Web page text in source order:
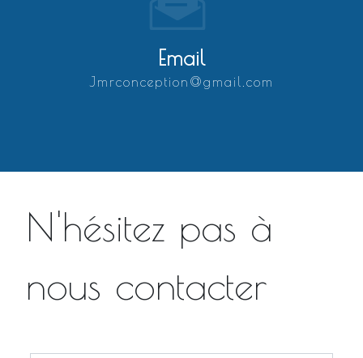
Email
jmrconception@gmail.com
N'hésitez pas à
nous contacter